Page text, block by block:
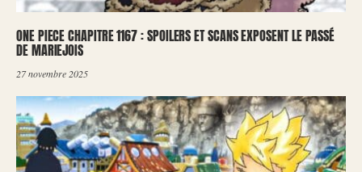
ONE PIECE CHAPITRE 1167 : SPOILERS ET SCANS EXPOSENT LE PASSÉ
DE MARIEJOIS
27 novembre 2025